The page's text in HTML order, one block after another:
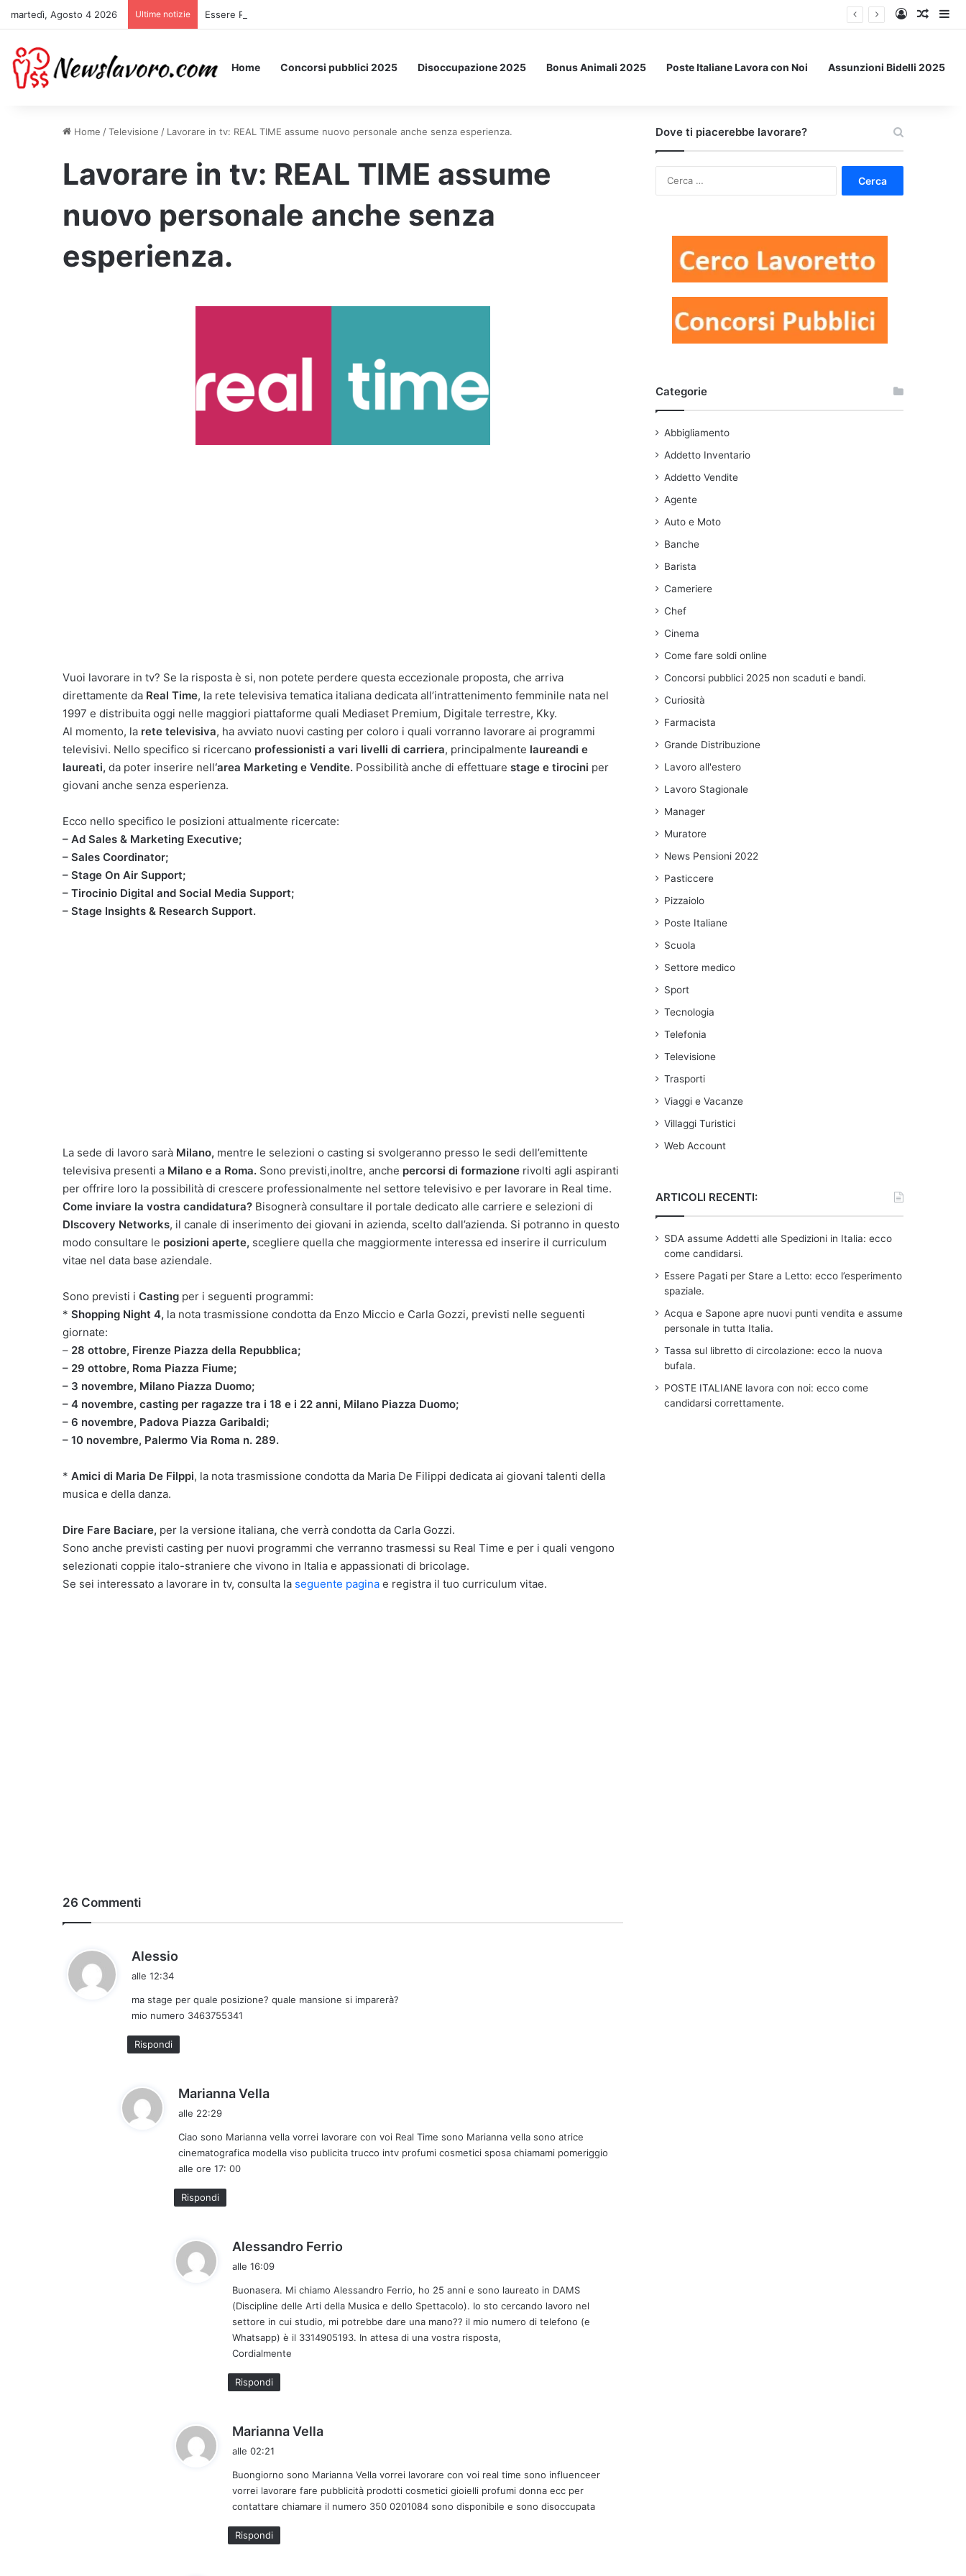
martedì, Agosto 4 2026 Ultime notizie Essere Pagati per Stare a Letto: ecco l’esperimento spaziale. Accedi
Un
Home Concorsi pubblici 2025 Disoccupazione 2025 Bonus Animali 2025 Poste Italiane Lavora con Noi Assunzioni Bidelli 2025
Home /Televisione / Lavorare in tv: REAL TIME assume nuovo personale anche senza esperienza.
Lavorare in tv: REAL TIME assume
nuovo personale anche senza
esperienza.
Vuoi lavorare in tv? Se la risposta è si, non potete perdere questa eccezionale proposta, che arriva
direttamente da Real Time, la rete televisiva tematica italiana dedicata all’intrattenimento femminile nata nel
1997 e distribuita oggi nelle maggiori piattaforme quali Mediaset Premium, Digitale terrestre, Kky.
Al momento, la rete televisiva, ha avviato nuovi casting per coloro i quali vorranno lavorare ai programmi
televisivi. Nello specifico si ricercano professionisti a vari livelli di carriera, principalmente laureandi e
laureati, da poter inserire nell‘area Marketing e Vendite. Possibilità anche di effettuare stage e tirocini per
giovani anche senza esperienza.
Ecco nello specifico le posizioni attualmente ricercate:
– Ad Sales & Marketing Executive;
– Sales Coordinator;
– Stage On Air Support;
– Tirocinio Digital and Social Media Support;
– Stage Insights & Research Support.
La sede di lavoro sarà Milano, mentre le selezioni o casting si svolgeranno presso le sedi dell’emittente
televisiva presenti a Milano e a Roma. Sono previsti,inoltre, anche percorsi di formazione rivolti agli aspiranti
per offrire loro la possibilità di crescere professionalmente nel settore televisivo e per lavorare in Real time.
Come inviare la vostra candidatura? Bisognerà consultare il portale dedicato alle carriere e selezioni di
DIscovery Networks, il canale di inserimento dei giovani in azienda, scelto dall’azienda. Si potranno in questo
modo consultare le posizioni aperte, scegliere quella che maggiormente interessa ed inserire il curriculum
vitae nel data base aziendale.
Sono previsti i Casting per i seguenti programmi:
* Shopping Night 4, la nota trasmissione condotta da Enzo Miccio e Carla Gozzi, previsti nelle seguenti
giornate:
– 28 ottobre, Firenze Piazza della Repubblica;
– 29 ottobre, Roma Piazza Fiume;
– 3 novembre, Milano Piazza Duomo;
– 4 novembre, casting per ragazze tra i 18 e i 22 anni, Milano Piazza Duomo;
– 6 novembre, Padova Piazza Garibaldi;
– 10 novembre, Palermo Via Roma n. 289.
* Amici di Maria De Filppi, la nota trasmissione condotta da Maria De Filippi dedicata ai giovani talenti della
musica e della danza.
Dire Fare Baciare, per la versione italiana, che verrà condotta da Carla Gozzi.
Sono anche previsti casting per nuovi programmi che verranno trasmessi su Real Time e per i quali vengono
selezionati coppie italo-straniere che vivono in Italia e appassionati di bricolage.
Se sei interessato a lavorare in tv, consulta la seguente pagina e registra il tuo curriculum vitae.
26 Commenti
Alessio
e
t
t
o
alle 12:34
ma stage per quale posizione? quale mansione si imparerà?
mio numero 3463755341
Rispondi
Marianna Vella
e
t
alle 22:29
Ciao sono Marianna vella vorrei lavorare con voi Real Time sono Marianna vella sono atrice
cinematografica modella viso publicita trucco intv profumi cosmetici sposa chiamami pomeriggio
alle ore 17: 00
Rispondi
Alessandro Ferrio
e
t
t
o
alle 16:09
Buonasera. Mi chiamo Alessandro Ferrio, ho 25 anni e sono laureato in DAMS
(Discipline delle Arti della Musica e dello Spettacolo). Io sto cercando lavoro nel
settore in cui studio, mi potrebbe dare una mano?? il mio numero di telefono (e
Whatsapp) è il 3314905193. In attesa di una vostra risposta,
Cordialmente
Rispondi
Marianna Vella
e
t
t
alle 02:21
Buongiorno sono Marianna Vella vorrei lavorare con voi real time sono influenceer
vorrei lavorare fare pubblicità prodotti cosmetici gioielli profumi donna ecc per
contattare chiamare il numero 350 0201084 sono disponibile e sono disoccupata
Rispondi
Dove ti piacerebbe lavorare?
Categorie
Abbigliamento
Addetto Inventario
Addetto Vendite
Agente
Auto e Moto
Banche
Barista
Cameriere
Chef
Cinema
Come fare soldi online
Concorsi pubblici 2025 non scaduti e bandi.
Curiosità
Farmacista
Grande Distribuzione
Lavoro all'estero
Lavoro Stagionale
Manager
Muratore
News Pensioni 2022
Pasticcere
Pizzaiolo
Poste Italiane
Scuola
Settore medico
Sport
Tecnologia
Telefonia
Televisione
Trasporti
Viaggi e Vacanze
Villaggi Turistici
Web Account
ARTICOLI RECENTI:
SDA assume Addetti alle Spedizioni in Italia: ecco
come candidarsi.
Essere Pagati per Stare a Letto: ecco l’esperimento
spaziale.
Acqua e Sapone apre nuovi punti vendita e assume
personale in tutta Italia.
Tassa sul libretto di circolazione: ecco la nuova
bufala.
POSTE ITALIANE lavora con noi: ecco come
candidarsi correttamente.